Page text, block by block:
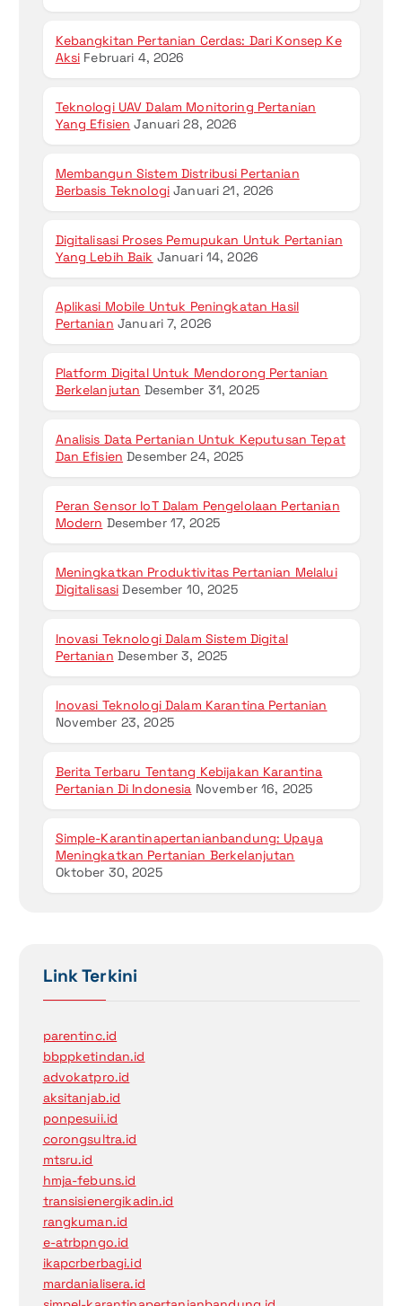
Kebangkitan Pertanian Cerdas: Dari Konsep Ke
Aksi Februari 4, 2026
Teknologi UAV Dalam Monitoring Pertanian
Yang Efisien Januari 28, 2026
Membangun Sistem Distribusi Pertanian
Berbasis Teknologi Januari 21, 2026
Digitalisasi Proses Pemupukan Untuk Pertanian
Yang Lebih Baik Januari 14, 2026
Aplikasi Mobile Untuk Peningkatan Hasil
Pertanian Januari 7, 2026
Platform Digital Untuk Mendorong Pertanian
Berkelanjutan Desember 31, 2025
Analisis Data Pertanian Untuk Keputusan Tepat
Dan Efisien Desember 24, 2025
Peran Sensor IoT Dalam Pengelolaan Pertanian
Modern Desember 17, 2025
Meningkatkan Produktivitas Pertanian Melalui
Digitalisasi Desember 10, 2025
Inovasi Teknologi Dalam Sistem Digital
Pertanian Desember 3, 2025
Inovasi Teknologi Dalam Karantina Pertanian
November 23, 2025
Berita Terbaru Tentang Kebijakan Karantina
Pertanian Di Indonesia November 16, 2025
Simple-Karantinapertanianbandung: Upaya
Meningkatkan Pertanian Berkelanjutan
Oktober 30, 2025
Link Terkini
parentinc.id
bbppketindan.id
advokatpro.id
aksitanjab.id
ponpesuii.id
corongsultra.id
mtsru.id
hmja-febuns.id
transisienergikadin.id
rangkuman.id
e-atrbpngo.id
ikapcrberbagi.id
mardanialisera.id